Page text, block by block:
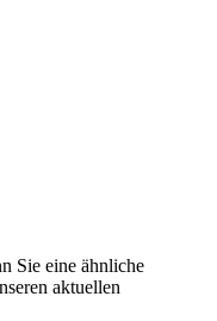
Sie eine ähnliche
aktuellen